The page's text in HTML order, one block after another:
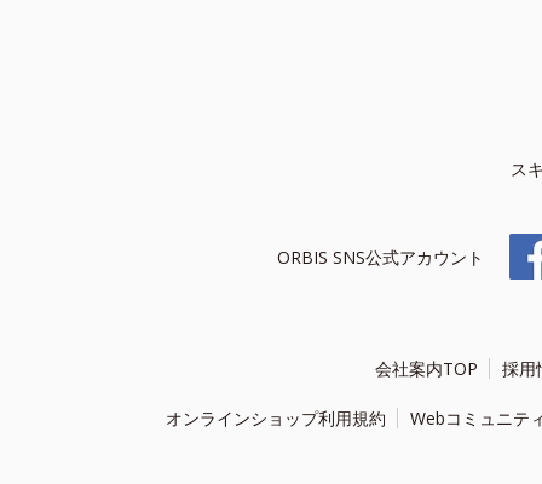
ス
ORBIS SNS公式アカウント
会社案内TOP 採用
オンラインショップ利用規約 Webコミュニテ